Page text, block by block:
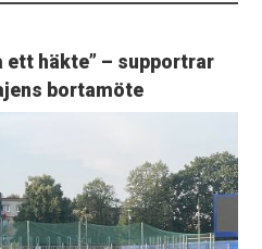
ett häkte” – supportrar
bortamöte